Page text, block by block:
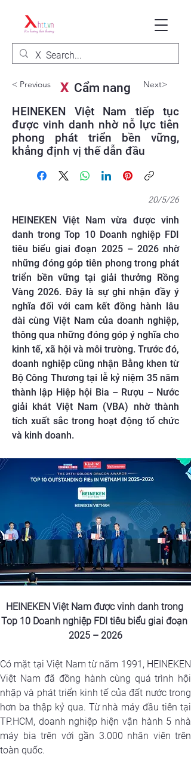
< Previous XCẩm nang Next>
HEINEKEN Việt Nam tiếp tục
được vinh danh nhờ nỗ lực tiên
phong phát triển bền vững,
khẳng định vị thế dẫn đầu
20/5/26
HEINEKEN Việt Nam vừa được vinh
danh trong Top 10 Doanh nghiệp FDI
tiêu biểu giai đoạn 2025 – 2026 nhờ
những đóng góp tiên phong trong phát
triển bền vững tại giải thưởng Rồng
Vàng 2026. Đây là sự ghi nhận đầy ý
nghĩa đối với cam kết đồng hành lâu
dài cùng Việt Nam của doanh nghiệp,
thông qua những đóng góp ý nghĩa cho
kinh tế, xã hội và môi trường. Trước đó,
doanh nghiệp cũng nhận Bằng khen từ
Bộ Công Thương tại lễ kỷ niệm 35 năm
thành lập Hiệp hội Bia – Rượu – Nước
giải khát Việt Nam (VBA) nhờ thành
tích xuất sắc trong hoạt động tổ chức
và kinh doanh.
HEINEKEN Việt Nam được vinh danh trong
Top 10 Doanh nghiệp FDI tiêu biểu giai đoạn
2025 – 2026
Có mặt tại Việt Nam từ năm 1991, HEINEKEN
Việt Nam đã đồng hành cùng quá trình hội
nhập và phát triển kinh tế của đất nước trong
hơn ba thập kỷ qua. Từ nhà máy đầu tiên tại
TP.HCM, doanh nghiệp hiện vận hành 5 nhà
máy bia trên với gần 3.000 nhân viên trên
toàn quốc.